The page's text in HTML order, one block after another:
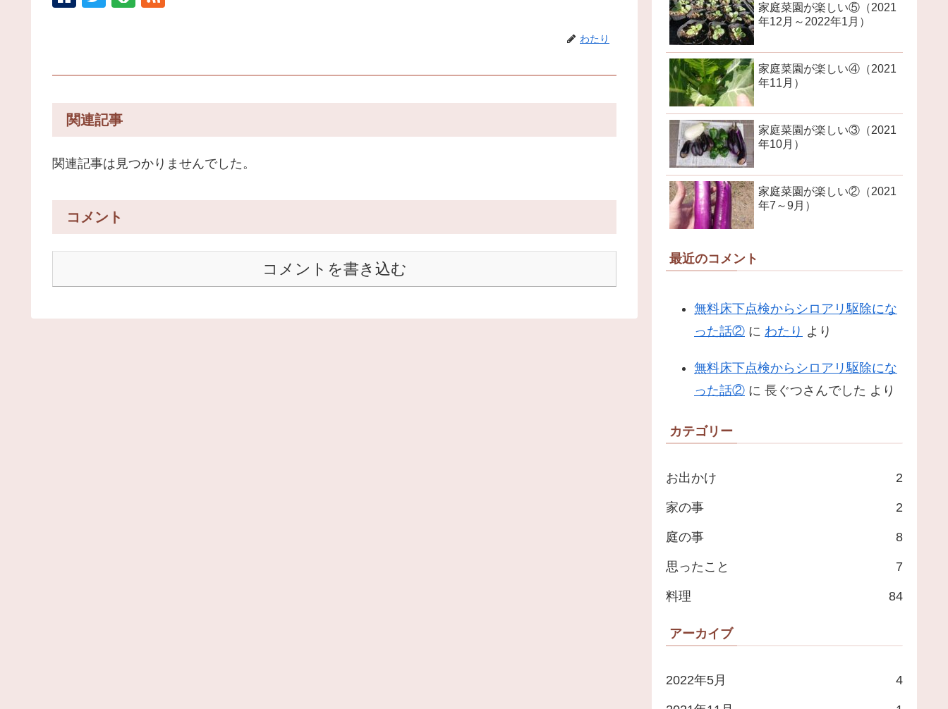
わたり
関連記事
関連記事は見つかりませんでした。
コメント
コメントを書き込む
家庭菜園が楽しい⑤（2021
年12月～2022年1月）
家庭菜園が楽しい④（2021
年11月）
家庭菜園が楽しい③（2021
年10月）
家庭菜園が楽しい②（2021
年7～9月）
最近のコメント
無料床下点検からシロアリ駆除にな
った話② に わたり より
無料床下点検からシロアリ駆除にな
った話② に 長ぐつさんでした より
カテゴリー
お出かけ 2
家の事 2
庭の事 8
思ったこと 7
料理 84
アーカイブ
2022年5月 4